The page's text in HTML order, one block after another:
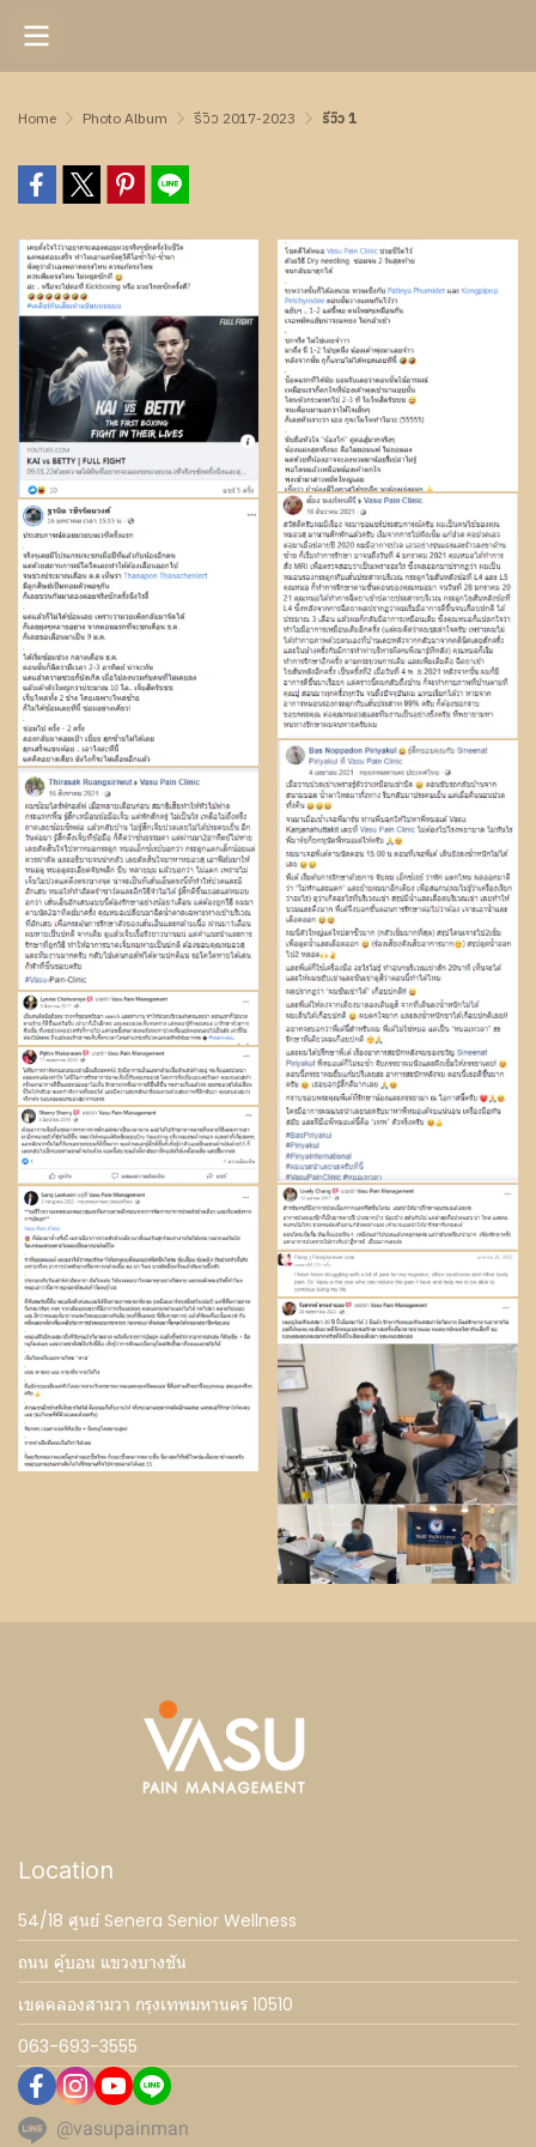
Home Photo Album รีวิว 2017-2023 รีวิว 1
Location
54/18 ศูนย์ Senera Senior Wellness
ถนน คู้บอน แขวงบางชัน
เขตคลองสามวา กรุงเทพมหานคร 10510
063-693-3555
@vasupainman